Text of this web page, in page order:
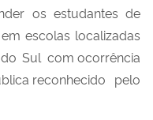
os estudantes de
escolas localizadas
Sul com ocorrência
reconhecido pelo